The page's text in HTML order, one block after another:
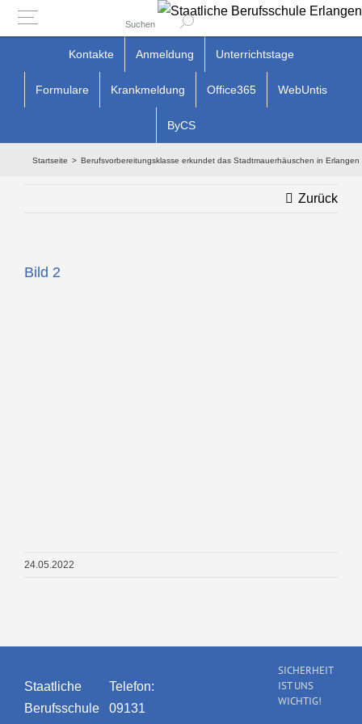
springen
Kontakte Anmeldung Unterrichtstage
Formulare Krankmeldung Office365 WebUntis
ByCS
Startseite Berufsvorbereitungsklasse erkundet das Stadtmauerhäuschen in Erlangen
Zurück
Zeige
Bild 2
24.05.2022
Staatliche
Berufsschule
Telefon:
09131
SICHERHEIT
IST UNS
WICHTIG!
Suchen